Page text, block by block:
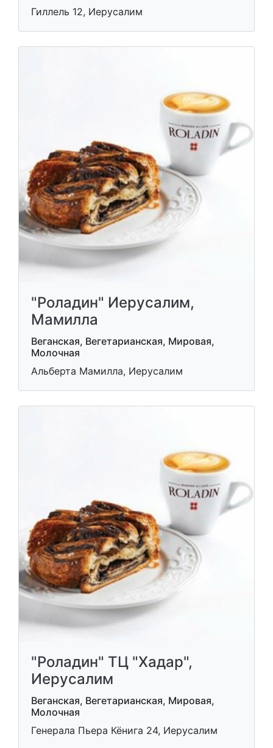
Гиллель 12, Иерусалим
"Роладин" Иерусалим,
Мамилла
Веганская, Вегетарианская, Мировая,
Молочная
Альберта Мамилла, Иерусалим
"Роладин" ТЦ "Хадар",
Иерусалим
Веганская, Вегетарианская, Мировая,
Молочная
Генерала Пьера Кёнига 24, Иерусалим